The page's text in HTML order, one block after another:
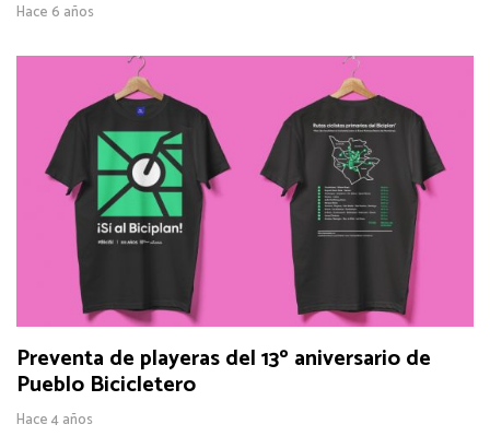
Hace 6 años
Preventa de playeras del 13º aniversario de
Pueblo Bicicletero
Hace 4 años